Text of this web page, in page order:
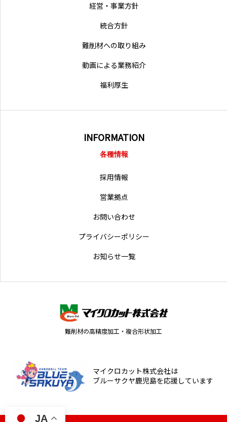
経営・事業方針
統合方針
難削材への取り組み
動画による業務紹介
福利厚生
INFORMATION
各種情報
採用情報
営業拠点
お問い合わせ
プライバシーポリシー
お知らせ一覧
難削材の高精度加工・複合形状加工
マイクロカット株式会社は
ブルーサクヤ鹿児島を応援しています
JA